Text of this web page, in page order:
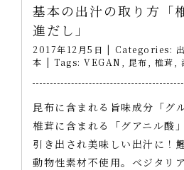
基本の出汁の取り方「
進だし」
2017年12月5日 | Categories:
本 | Tags: VEGAN 昆布 椎茸
昆布に含まれる旨味成分「グ
椎茸に含まれる「グアニル酸
引き出され美味しい出汁に！
動物性素材不使用。ベジタリ